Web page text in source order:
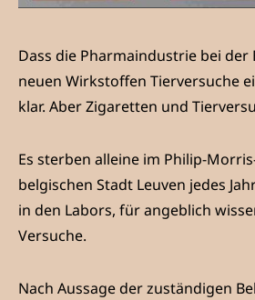
Dass die Pharmaindustrie bei
neuen Wirkstoffen Tierversuche
klar. Aber Zigaretten und
Es sterben alleine im Philip-
belgischen Stadt Leuven jedes
in den Labors, für angeblich
Versuche.
Nach Aussage der zuständigen